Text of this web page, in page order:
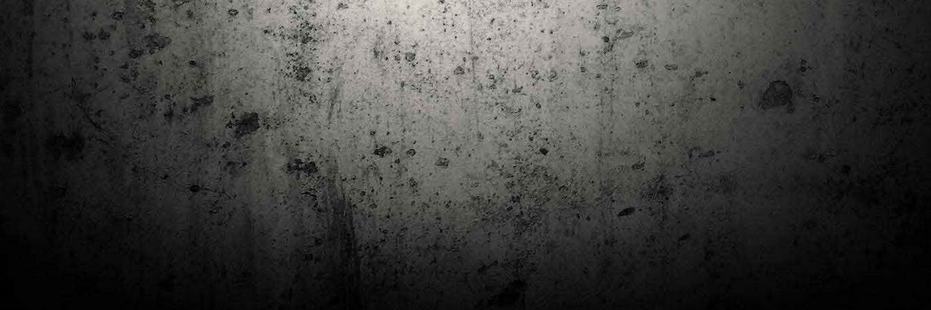
JUL
7
Club de lectura de còmics: estiu de 2024
Arriba l'estiu i amb ell una nova edició del club de lectura per passar
aquests mesos de calor. En aquesta nova edició farem dues lectures: una
al juliol i l'altre al setembre!
Com és habitual, les inscripcions es formalitzen a la Biblioteca Pública de
Tarragona i les lectures es podran llegir en edició digital.
MAY
1
Estudis en Comicologia al Còmic Barcelona
Del 3 al 5 de maig la Fira Barcelona acull la 42a edició de Còmic
Barcelona (el Saló del Còmic de tota la vida).
Divendres faré la visita anual i diumenge hi tornaré, aquest cop per participar a
la taula rodona Estudis en Comicologia: Els llibres de teoria i divulgació del
còmic en els temps del podcast, a les 16 h, a la sala còmic 6, molt ben
acompanyat:
Estudis en Comicologia: Els llibres de teoria i divulgació del còmic en els temps